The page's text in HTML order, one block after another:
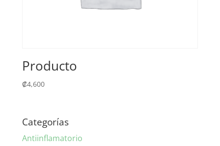
Producto
₡4,600
Categorías
Antiinflamatorio